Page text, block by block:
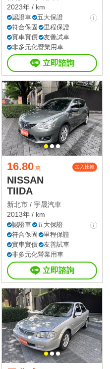
2023年 / km
認證車
五大保證
符合保固
里程保證
實車實價
友善試車
非多元化營業用車
立即諮詢
16.80 萬 加入比較
NISSAN
TIIDA
新北市 / 宇晟汽車
2013年 / km
認證車
五大保證
符合保固
里程保證
實車實價
友善試車
非多元化營業用車
立即諮詢